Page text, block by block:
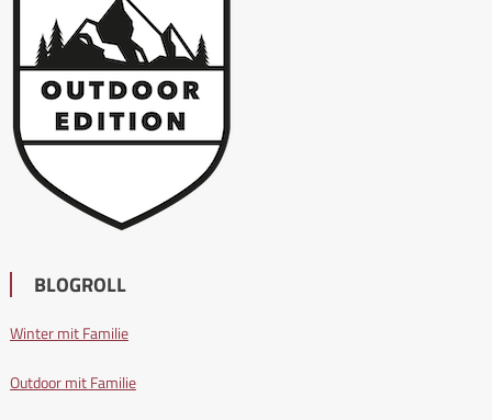
BLOGROLL
Winter mit Familie
Outdoor mit Familie